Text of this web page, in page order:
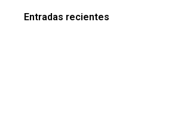
Entradas recientes